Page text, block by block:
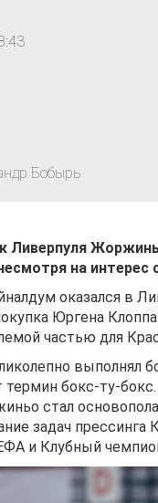
Бобырь
Ливерпуля
на интерес
оказался в
Юргена
частью для
выполнял
термин бокс-ту-
стал
задач
и Клубный